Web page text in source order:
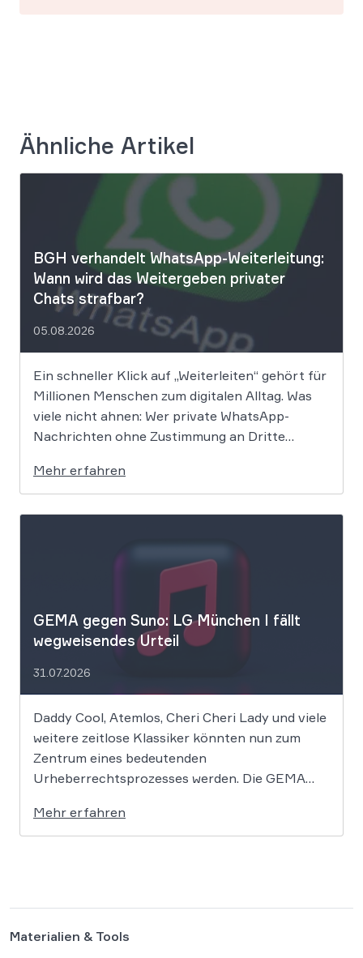
Ähnliche Artikel
BGH verhandelt WhatsApp-Weiterleitung:
Wann wird das Weitergeben privater
Chats strafbar?
05.08.2026
Ein schneller Klick auf „Weiterleiten“ gehört für
Millionen Menschen zum digitalen Alltag. Was
viele nicht ahnen: Wer private WhatsApp-
Nachrichten ohne Zustimmung an Dritte
dünnem Eis. Der Bundesgerichtshof befasst
sich derzeit mit der Frage, ob eine solche
Weitergabe gegen die europäische
Mehr erfahren
GEMA gegen Suno: LG München I fällt
wegweisendes Urteil
31.07.2026
Daddy Cool, Atemlos, Cheri Cheri Lady und viele
weitere zeitlose Klassiker könnten nun zum
Zentrum eines bedeutenden
Urheberrechtsprozesses werden. Die GEMA
die Rechte ihrer Mitglieder verteidigen. Dem
Unternehmen hinter der populären KI-Musik-
Mehr erfahren
Materialien & Tools